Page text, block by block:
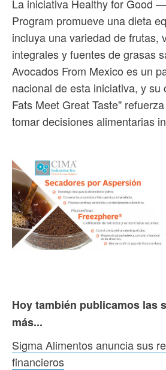
La iniciativa Healthy for Good
Program promueve una dieta
incluya una variedad de frutas,
integrales y fuentes de grasas
Avocados From Mexico es un
nacional de esta iniciativa, y su
Fats Meet Great Taste"
tomar decisiones alimentarias
Hoy también publicamos las
más...
Sigma Alimentos anuncia sus
financieros